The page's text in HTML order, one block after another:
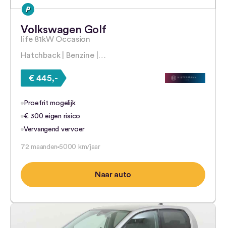
Volkswagen Golf
life 81kW Occasion
Hatchback | Benzine |…
€ 445,-
Proefrit mogelijk
€ 300 eigen risico
Vervangend vervoer
72 maanden 5000 km/jaar
Naar auto